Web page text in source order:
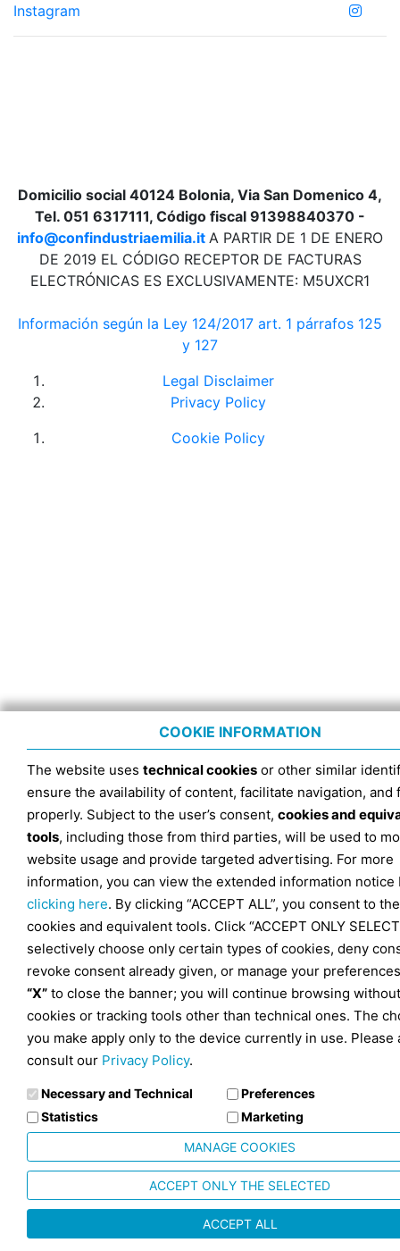
Instagram
Domicilio social 40124 Bolonia, Via San Domenico 4,
Tel. 051 6317111, Código fiscal 91398840370 -
info@confindustriaemilia.it A PARTIR DE 1 DE ENERO
DE 2019 EL CÓDIGO RECEPTOR DE FACTURAS
ELECTRÓNICAS ES EXCLUSIVAMENTE: M5UXCR1
Información según la Ley 124/2017 art. 1 párrafos 125
y 127
Legal Disclaimer
Privacy Policy
Cookie Policy
COOKIE INFORMATION
The website uses technical cookies or other similar
ensure the availability of content, facilitate navigation, and
properly. Subject to the user’s consent, cookies and
tools, including those from third parties, will be used to
website usage and provide targeted advertising. For more
information, you can view the extended information notice
clicking here. By clicking “ACCEPT ALL”, you consent to
cookies and equivalent tools. Click “ACCEPT ONLY
selectively choose only certain types of cookies, deny
revoke consent already given, or manage your
“X” to close the banner; you will continue browsing without
cookies or tracking tools other than technical ones. The
you make apply only to the device currently in use. Please
consult our Privacy Policy.
Necessary and Technical
Preferences
Statistics
Marketing
MANAGE COOKIES
ACCEPT ONLY THE SELECTED
ACCEPT ALL